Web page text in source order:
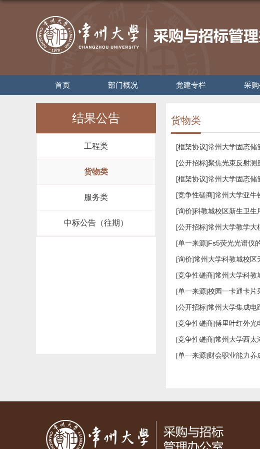
首页 部门概况 党建专栏 采
结果公告
工程类
货物类
服务类
中标公告（往期）
货物类
[框架协议]常州大学固态储
[公开招标]聚焦光束反射
[框架协议]常州大学固态储
[竞争性磋商]常州大学亚牛
[询价]科教城校区新生卫
[公开招标]常州大学教学
[单一来源]Fs5荧光光谱仪
[询价]常州大学科教城校
[竞争性磋商]常州大学科教
[单一来源]校园一卡通卡
[公开招标]常州大学集成电
[竞争性磋商]傅里叶红外
[竞争性磋商]常州大学西太
[单一来源]财会职业能力